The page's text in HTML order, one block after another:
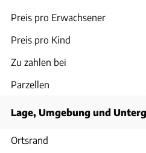
Preis pro Erwachsener
Preis pro Kind
Zu zahlen bei
Parzellen
Lage, Umgebung und
Ortsrand